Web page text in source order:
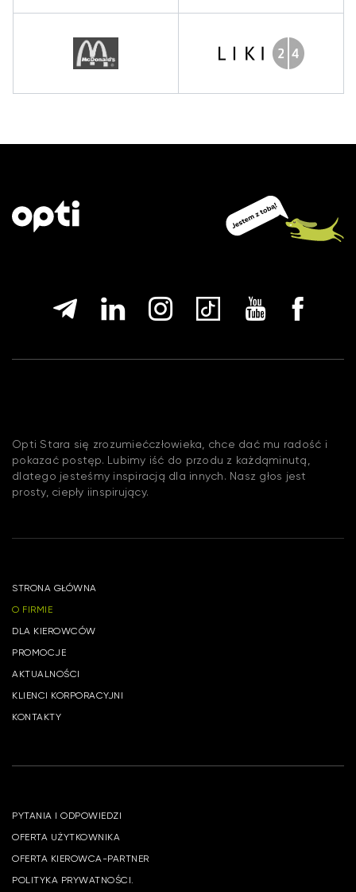
Opti Stara się zrozumiećczłowieka, chce dać mu radość i
pokazać postęp. Lubimy iść do przodu z każdąminutą,
dlatego jesteśmy inspiracją dla innych. Nasz głos jest
prosty, ciepły iinspirujący.
STRONA GŁÓWNA
O FIRMIE
DLA KIEROWCÓW
PROMOCJE
AKTUALNOŚCI
KLIENCI KORPORACYJNI
KONTAKTY
PYTANIA I ODPOWIEDZI
OFERTA UŻYTKOWNIKA
OFERTA KIEROWCA-PARTNER
POLITYKA PRYWATNOŚCI.